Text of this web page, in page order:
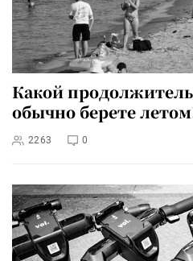
Какой
обычно берете
2263 0